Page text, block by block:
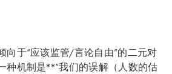
向于“应该监管/言论自由”的二元对
种机制是**“我们的误解（人数的估